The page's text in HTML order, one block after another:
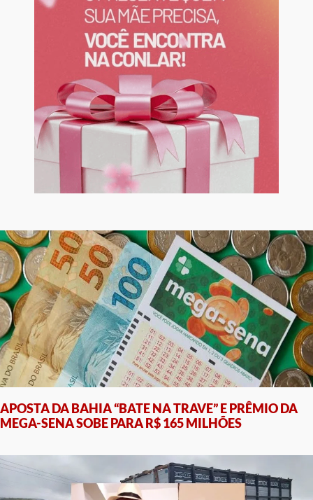
APOSTA DA BAHIA “BATE NA TRAVE” E PRÊMIO DA
MEGA-SENA SOBE PARA R$ 165 MILHÕES